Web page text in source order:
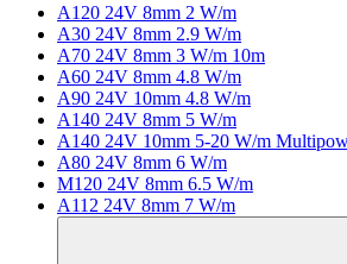
A120 24V 8mm 2 W/m
A30 24V 8mm 2.9 W/m
A70 24V 8mm 3 W/m 10m
A60 24V 8mm 4.8 W/m
A90 24V 10mm 4.8 W/m
A140 24V 8mm 5 W/m
A140 24V 10mm 5-20 W/m
A80 24V 8mm 6 W/m
M120 24V 8mm 6.5 W/m
A112 24V 8mm 7 W/m